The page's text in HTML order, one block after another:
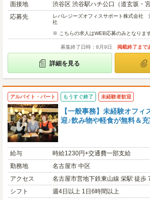
面接地
渋谷区 渋谷駅ハチ公口（道玄坂・
応募先
レバレジーズオフィスサポート株式会社
社
※ こちらの求人はWEB応募のみとなりま
募集終了日時：8月9日 掲載終了まで
詳細を見る
アルバイト・パート もうすぐ終了 未経験者歓迎
【一般事務】未経験オフ
迎♪飲み物や軽食が無料＆
給与
時給1230円+交通費一部支給
勤務地
名古屋市 中区
アクセス
名古屋市営地下鉄東山線 栄駅 徒歩
シフト
週4日以上 1日6時間以上